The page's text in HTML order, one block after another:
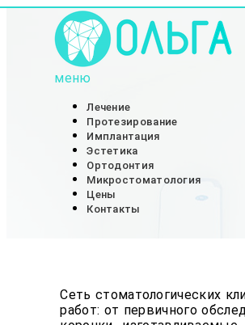
меню
Лечение
Протезирование
Имплантация
Эстетика
Ортодонтия
Микростоматология
Цены
Контакты
Сеть стоматологических
работ: от первичного